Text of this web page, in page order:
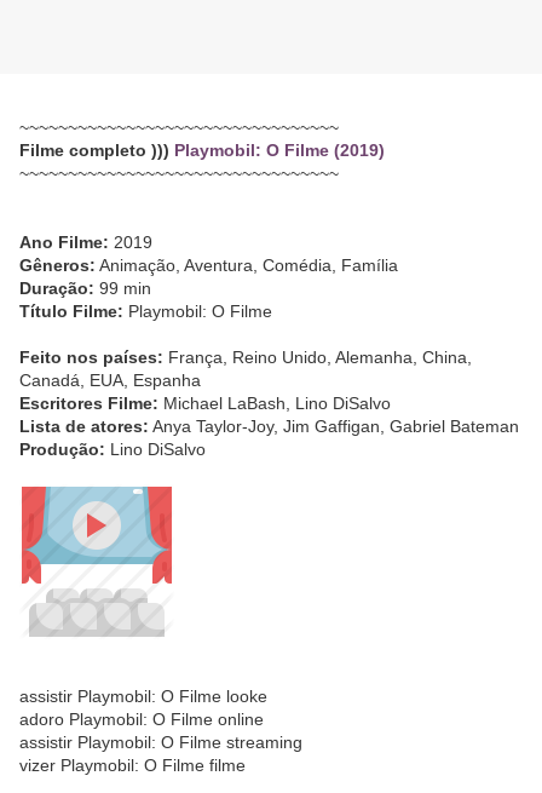
~~~~~~~~~~~~~~~~~~~~~~~~~~~~~~~~~
Filme completo ))) Playmobil: O Filme (2019)
~~~~~~~~~~~~~~~~~~~~~~~~~~~~~~~~~
Ano Filme: 2019
Gêneros: Animação, Aventura, Comédia, Família
Duração: 99 min
Título Filme: Playmobil: O Filme
Feito nos países: França, Reino Unido, Alemanha, China,
Canadá, EUA, Espanha
Escritores Filme: Michael LaBash, Lino DiSalvo
Lista de atores: Anya Taylor-Joy, Jim Gaffigan, Gabriel Bateman
Produção: Lino DiSalvo
assistir Playmobil: O Filme looke
adoro Playmobil: O Filme online
assistir Playmobil: O Filme streaming
vizer Playmobil: O Filme filme